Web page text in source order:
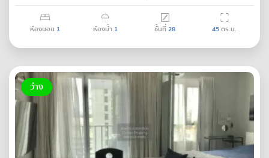
ห้องนอน 1 ห้องน้ำ 1 ชั้นที่28 45ตร.ม.
ว่าง